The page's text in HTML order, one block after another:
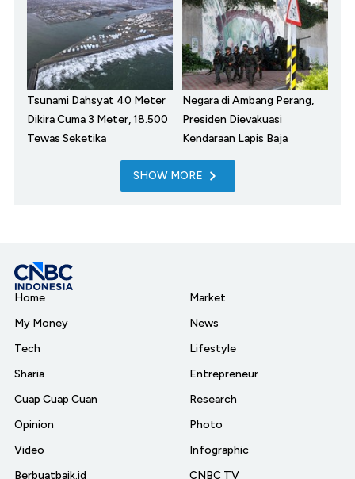
Tsunami Dahsyat 40 Meter
Dikira Cuma 3 Meter, 18.500
Tewas Seketika
Negara di Ambang Perang,
Presiden Dievakuasi
Kendaraan Lapis Baja
SHOW MORE
Home
My Money
Tech
Sharia
Cuap Cuap Cuan
Opinion
Video
Berbuatbaik.id
Market
News
Lifestyle
Entrepreneur
Research
Photo
Infographic
CNBC TV